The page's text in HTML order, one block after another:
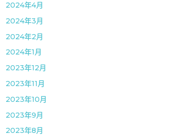
2024年4月
2024年3月
2024年2月
2024年1月
2023年12月
2023年11月
2023年10月
2023年9月
2023年8月